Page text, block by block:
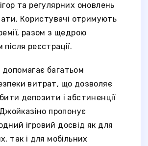
та регулярних оновлень
Користувачі отримують
разом з щедрою
реєстрації.
багатьом
витрат, що дозволяє
депозити і абстиненції
пропонує
ігровий досвід як для
так і для мобільних